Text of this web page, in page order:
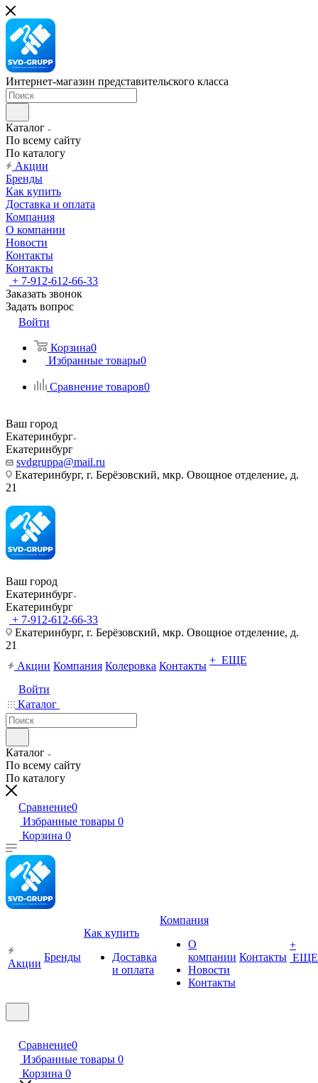
Интернет-магазин представительского класса
Каталог
По всему сайту
По каталогу
Акции
Бренды
Как купить
Доставка и оплата
Компания
О компании
Новости
Контакты
Контакты
+ 7-912-612-66-33
Заказать звонок
Задать вопрос
Войти
Корзина0
Избранные товары0
Сравнение товаров0
Ваш город
Екатеринбург
Екатеринбург
svdgruppa@mail.ru
Екатеринбург, г. Берёзовский, мкр. Овощное отделение, д.
21
Ваш город
Екатеринбург
Екатеринбург
+ 7-912-612-66-33
Екатеринбург, г. Берёзовский, мкр. Овощное отделение, д.
21
Акции Компания Колеровка Контакты + ЕЩЕ
Войти
Каталог
Каталог
По всему сайту
По каталогу
Сравнение0
Избранные товары 0
Корзина 0
Акции
Бренды
Как купить
Доставка
и оплата
Компания
О
компании
Новости
Контакты
Контакты
+
ЕЩЕ
Сравнение0
Избранные товары 0
Корзина 0